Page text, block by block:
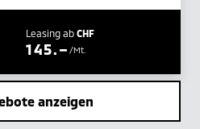
Leasing ab CHF
145.– /Mt.
anzeigen